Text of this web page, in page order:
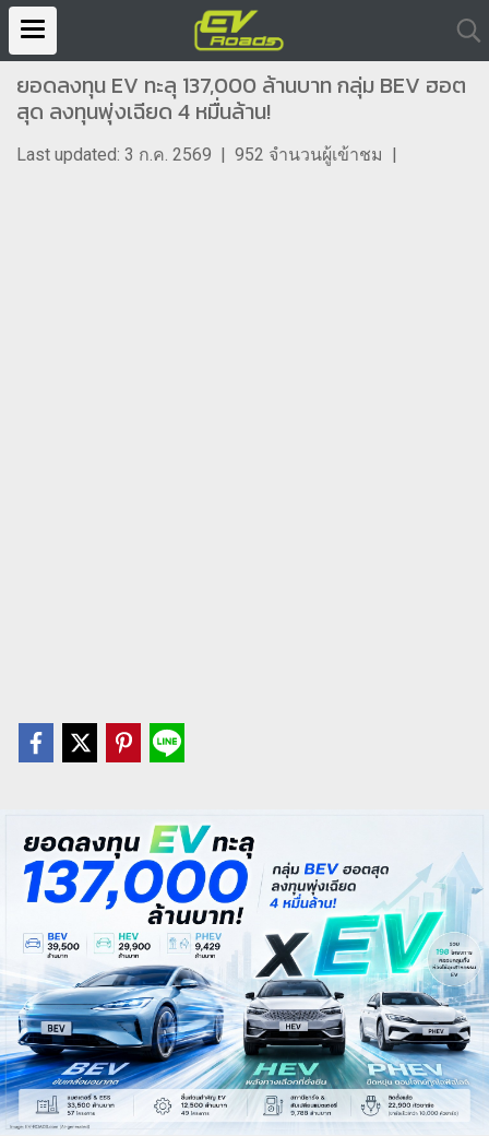
ยอดลงทุน EV ทะลุ 137,000 ล้านบาท กลุ่ม BEV ฮอต
สุด ลงทุนพุ่งเฉียด 4 หมื่นล้าน!
Last updated: 3 ก.ค. 2569 | 952 จำนวนผู้เข้าชม |